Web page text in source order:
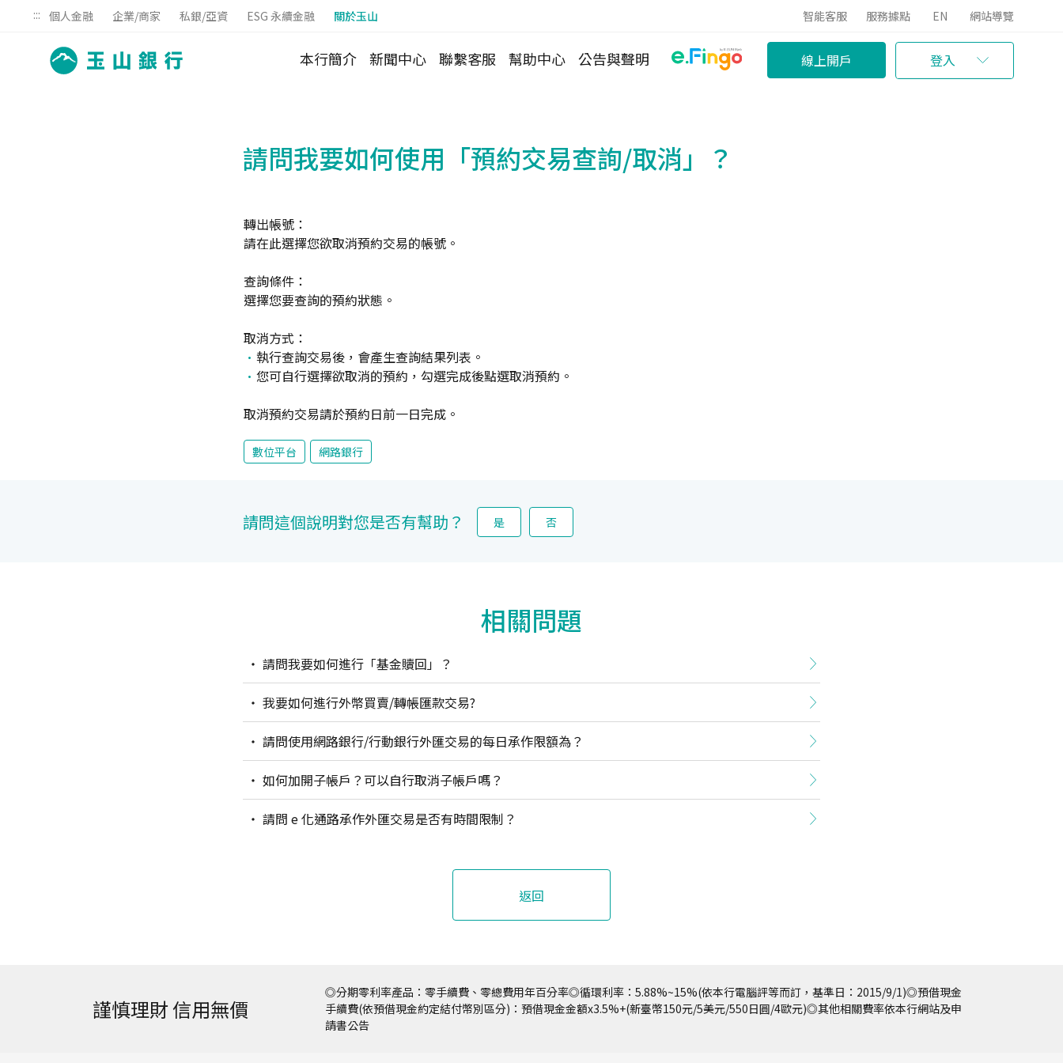
::: 個人金融 企業/商家 私銀/亞資 ESG 永續金融 關於玉山 智能客服 服務據點 EN 網站導覽
本行簡介 新聞中心 聯繫客服 幫助中心 公告與聲明 線上開戶 登入
請問我要如何使用「預約交易查詢/取消」？
轉出帳號：
請在此選擇您欲取消預約交易的帳號。
查詢條件：
選擇您要查詢的預約狀態。
取消方式：
執行查詢交易後，會產生查詢結果列表。
您可自行選擇欲取消的預約，勾選完成後點選取消預約。
取消預約交易請於預約日前一日完成。
數位平台 網路銀行
請問這個說明對您是否有幫助？ 是 否
相關問題
請問我要如何進行「基金贖回」？
我要如何進行外幣買賣/轉帳匯款交易?
請問使用網路銀行/行動銀行外匯交易的每日承作限額為？
如何加開子帳戶？可以自行取消子帳戶嗎？
請問 e 化通路承作外匯交易是否有時間限制？
返回
謹慎理財 信用無價
◎分期零利率產品：零手續費、零總費用年百分率◎循環利率：5.88%~15%(依本行電腦評等而訂，基準日：2015/9/1)◎預借現金
手續費(依預借現金約定結付幣別區分)：預借現金金額x3.5%+(新臺幣150元/5美元/550日圓/4歐元)◎其他相關費率依本行網站及申
請書公告